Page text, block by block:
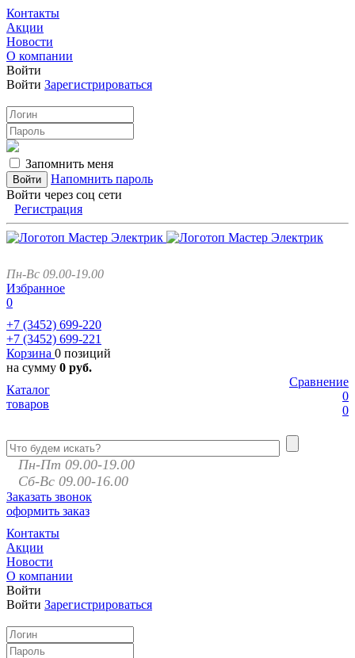
Контакты
Акции
Новости
О компании
Войти
Войти Зарегистрироваться
Запомнить меня
Напомнить пароль
Войти через соц сети
Регистрация
Пн-Вс 09.00-19.00
Избранное
0
+7 (3452) 699-220
+7 (3452) 699-221
Корзина 0 позиций
на сумму 0 руб.
Сравнение
0
0
Каталог
товаров
Пн-Пт 09.00-19.00
Сб-Вс 09.00-16.00
Заказать звонок
оформить заказ
Контакты
Акции
Новости
О компании
Войти
Войти Зарегистрироваться